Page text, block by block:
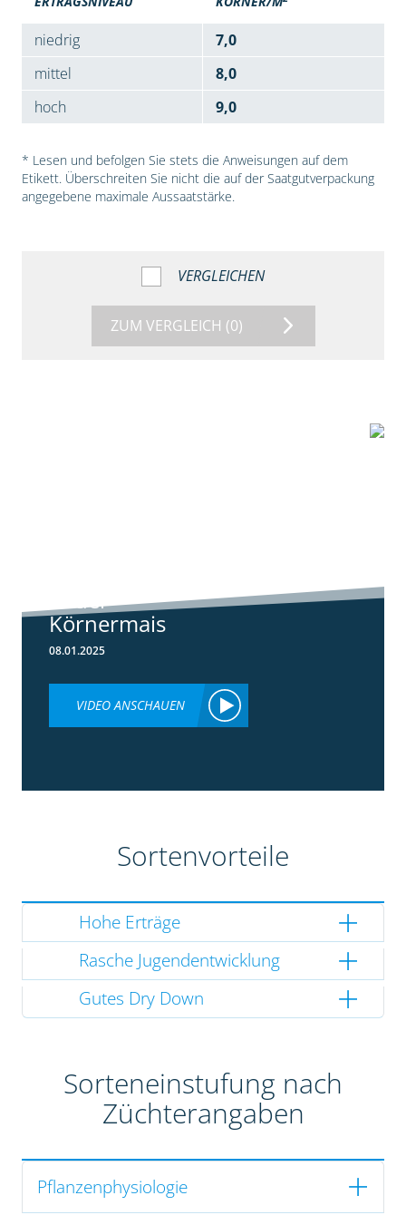
niedrig
7,0
mittel
8,0
hoch
9,0
* Lesen und befolgen Sie stets die Anweisungen auf dem
Etikett. Überschreiten Sie nicht die auf der Saatgutverpackung
angegebene maximale Aussaatstärke.
VERGLEICHEN
ZUM VERGLEICH (0)
neuer
Körnermais
08.01.2025
VIDEO ANSCHAUEN
Sortenvorteile
Hohe Erträge
Rasche Jugendentwicklung
Gutes Dry Down
Sorteneinstufung nach
Züchterangaben
Pflanzenphysiologie